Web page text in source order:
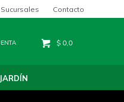
JARDÍN
$ 0,0
Sucursales Contacto